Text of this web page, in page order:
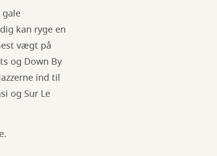
kan ryge en
vægt på
og Down By
ind til
og Sur Le